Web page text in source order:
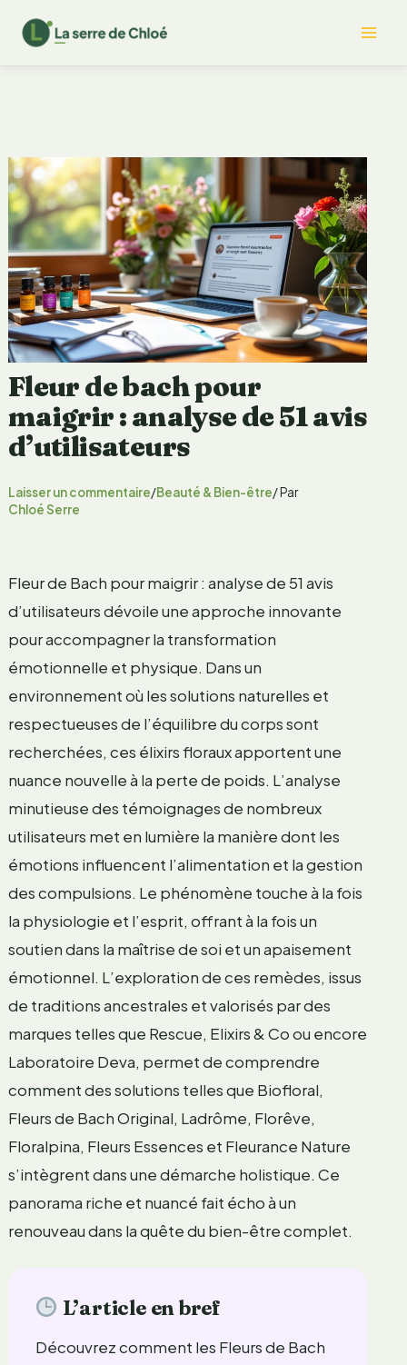
contenu
Fleur de bach pour
maigrir : analyse de 51 avis
d’utilisateurs
Laisser un commentaire/Beauté & Bien-être/ Par
Chloé Serre
Fleur de Bach pour maigrir : analyse de 51 avis
d’utilisateurs dévoile une approche innovante
pour accompagner la transformation
émotionnelle et physique. Dans un
environnement où les solutions naturelles et
respectueuses de l’équilibre du corps sont
recherchées, ces élixirs floraux apportent une
nuance nouvelle à la perte de poids. L’analyse
minutieuse des témoignages de nombreux
utilisateurs met en lumière la manière dont les
émotions influencent l’alimentation et la gestion
des compulsions. Le phénomène touche à la fois
la physiologie et l’esprit, offrant à la fois un
soutien dans la maîtrise de soi et un apaisement
émotionnel. L’exploration de ces remèdes, issus
de traditions ancestrales et valorisés par des
marques telles que Rescue, Elixirs & Co ou encore
Laboratoire Deva, permet de comprendre
comment des solutions telles que Biofloral,
Fleurs de Bach Original, Ladrôme, Florêve,
Floralpina, Fleurs Essences et Fleurance Nature
s’intègrent dans une démarche holistique. Ce
panorama riche et nuancé fait écho à un
renouveau dans la quête du bien-être complet.
L’article en bref
Découvrez comment les Fleurs de Bach